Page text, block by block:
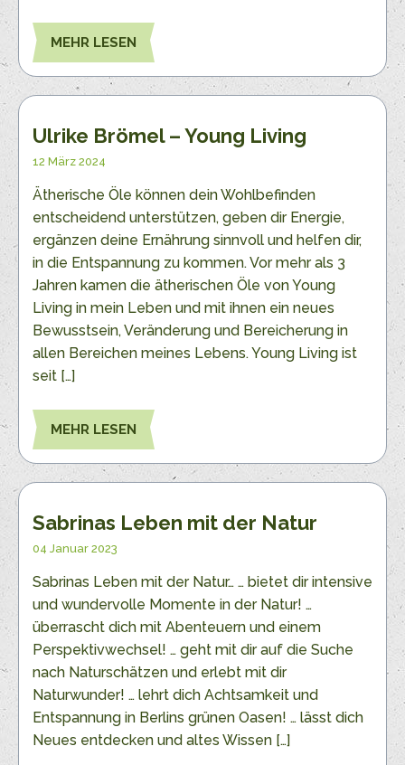
MEHR LESEN
Ulrike Brömel – Young Living
12 März 2024
Ätherische Öle können dein Wohlbefinden
entscheidend unterstützen, geben dir Energie,
ergänzen deine Ernährung sinnvoll und helfen dir,
in die Entspannung zu kommen. Vor mehr als 3
Jahren kamen die ätherischen Öle von Young
Living in mein Leben und mit ihnen ein neues
Bewusstsein, Veränderung und Bereicherung in
allen Bereichen meines Lebens. Young Living ist
seit […]
MEHR LESEN
Sabrinas Leben mit der Natur
04 Januar 2023
Sabrinas Leben mit der Natur… … bietet dir intensive
und wundervolle Momente in der Natur! …
überrascht dich mit Abenteuern und einem
Perspektivwechsel! … geht mit dir auf die Suche
nach Naturschätzen und erlebt mit dir
Naturwunder! … lehrt dich Achtsamkeit und
Entspannung in Berlins grünen Oasen! … lässt dich
Neues entdecken und altes Wissen […]